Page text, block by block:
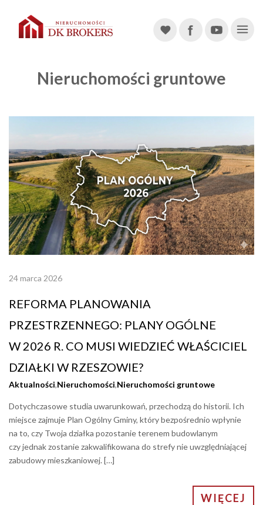
Nieruchomości gruntowe
24 marca 2026
REFORMA PLANOWANIA
PRZESTRZENNEGO: PLANY OGÓLNE
W 2026 R. CO MUSI WIEDZIEĆ WŁAŚCICIEL
DZIAŁKI W RZESZOWIE?
Aktualności,Nieruchomości,Nieruchomości gruntowe
Dotychczasowe studia uwarunkowań, przechodzą do historii. Ich
miejsce zajmuje Plan Ogólny Gminy, który bezpośrednio wpłynie
na to, czy Twoja działka pozostanie terenem budowlanym
czy jednak zostanie zakwalifikowana do strefy nie uwzględniającej
zabudowy mieszkaniowej. […]
WIĘCEJ